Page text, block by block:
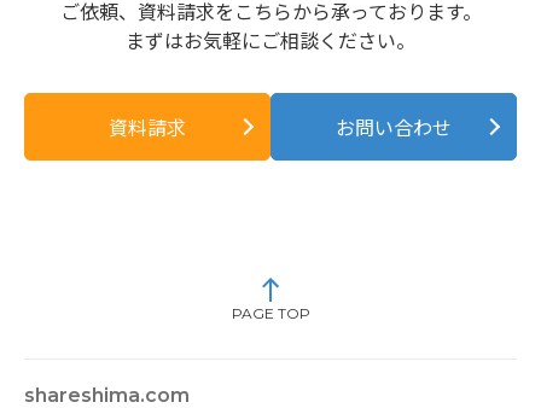
ご依頼、資料請求をこちらから承っております。
まずはお気軽にご相談ください。
資料請求 お問い合わせ
PAGE TOP
shareshima.com